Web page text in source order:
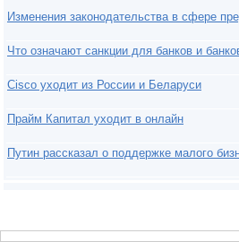
Изменения законодательства в сфере
Что означают санкции для банков и
Cisco уходит из России и Беларуси
Прайм Капитал уходит в онлайн
Путин рассказал о поддержке малого